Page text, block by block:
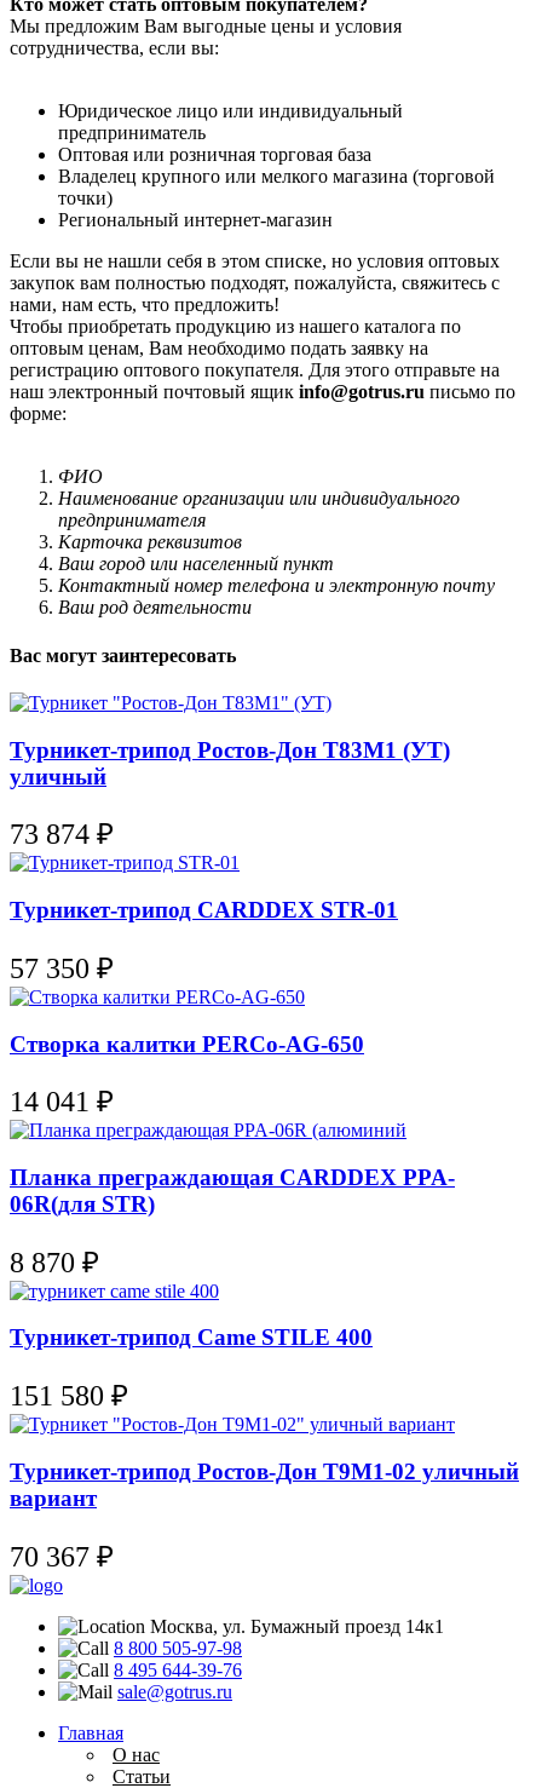
Кто может стать оптовым покупателем?
Мы предложим Вам выгодные цены и условия
сотрудничества, если вы:
Юридическое лицо или индивидуальный
предприниматель
Оптовая или розничная торговая база
Владелец крупного или мелкого магазина (торговой
точки)
Региональный интернет-магазин
Если вы не нашли себя в этом списке, но условия оптовых
закупок вам полностью подходят, пожалуйста, свяжитесь с
нами, нам есть, что предложить!
Чтобы приобретать продукцию из нашего каталога по
оптовым ценам, Вам необходимо подать заявку на
регистрацию оптового покупателя. Для этого отправьте на
наш электронный почтовый ящик info@gotrus.ru письмо по
форме:
ФИО
Наименование организации или индивидуального
предпринимателя
Карточка реквизитов
Ваш город или населенный пункт
Контактный номер телефона и электронную почту
Ваш род деятельности
Вас могут заинтересовать
Турникет-трипод Ростов-Дон Т83М1 (УТ)
уличный
73 874 ₽
Турникет-трипод CARDDEX STR-01
57 350 ₽
Створка калитки PERCo-AG-650
14 041 ₽
Планка преграждающая CARDDEX PPA-
06R(для STR)
8 870 ₽
Турникет-трипод Came STILE 400
151 580 ₽
Турникет-трипод Ростов-Дон Т9М1-02 уличный
вариант
70 367 ₽
Москва, ул. Бумажный проезд 14к1
8 800 505-97-98
8 495 644-39-76
sale@gotrus.ru
Главная
О нас
Статьи